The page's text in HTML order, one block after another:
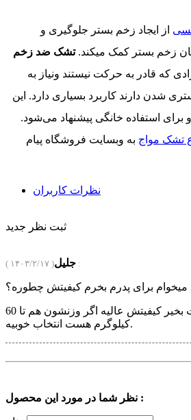
از ایجاد زخم بستر جلوگیری و
زخم بستر کمک میکند.تشک ضد زخم
که قادر به حرکت نیستند ونیاز به
شدن دارند کاربرد بسیاری دارد. این
استفاده خانگی پیشنهاد می‌شود.
تشک مواج به وبسایت فروشگاه پیام
نظرات کاربران
ثبت نظر جدید
جلیل ( ۱۴۰۳/۲/۱۷ ) :
برای پدرم بخرم کیفیتش چطوره؟
سلام وقت بخیر کیفیتش عالیه اگر وزنشون هم تا 60
کیلوگرم هست انتخاب خوبیه.
نظر شما در مورد این محصول :